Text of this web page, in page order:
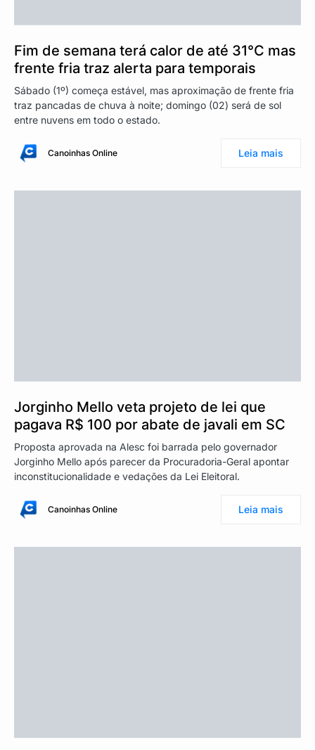
Fim de semana terá calor de até 31°C mas
frente fria traz alerta para temporais
Sábado (1º) começa estável, mas aproximação de frente fria
traz pancadas de chuva à noite; domingo (02) será de sol
entre nuvens em todo o estado.
Canoinhas Online Leia mais
Jorginho Mello veta projeto de lei que
pagava R$ 100 por abate de javali em SC
Proposta aprovada na Alesc foi barrada pelo governador
Jorginho Mello após parecer da Procuradoria-Geral apontar
inconstitucionalidade e vedações da Lei Eleitoral.
Canoinhas Online Leia mais